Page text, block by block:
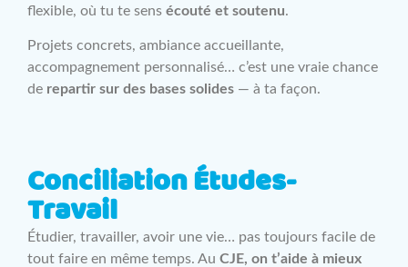
flexible, où tu te sens écouté et soutenu.
Projets concrets, ambiance accueillante,
accompagnement personnalisé… c’est une vraie chance
de repartir sur des bases solides — à ta façon.
Conciliation Études-
Travail
Étudier, travailler, avoir une vie… pas toujours facile de
tout faire en même temps. Au CJE, on t’aide à mieux